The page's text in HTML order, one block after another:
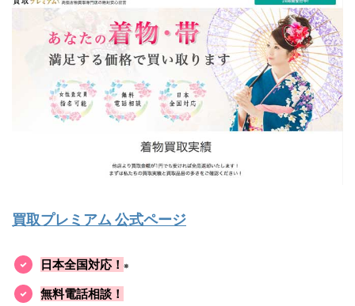
買取プレミアム 公式ページ
日本全国対応！ ※
無料電話相談！